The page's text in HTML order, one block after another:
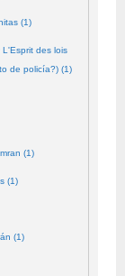
(1)
des lois
de policía?) (1)
(1)
(1)
(1)